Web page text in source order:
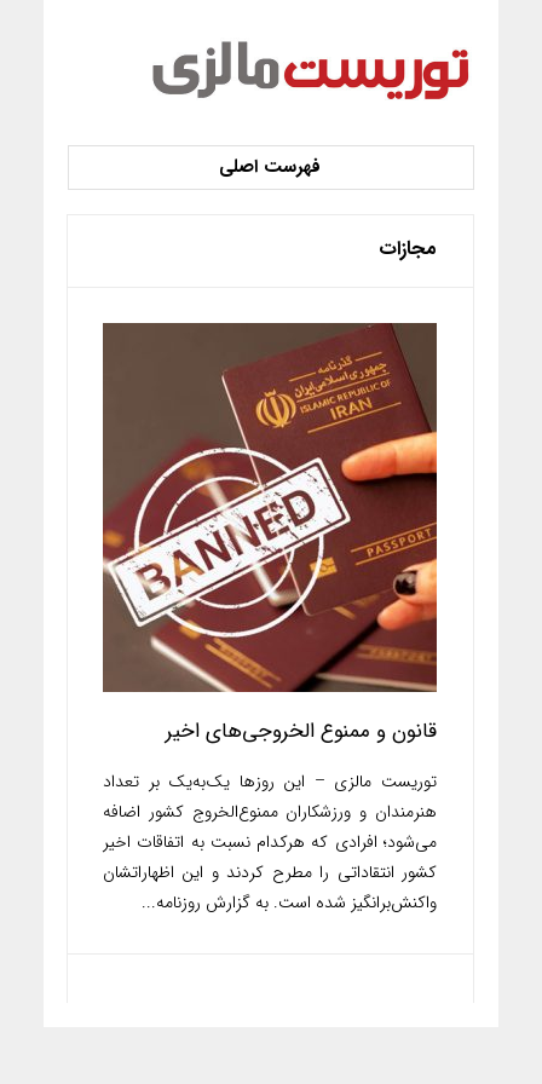
مجازات
قانون و ممنوع الخروجی‌های اخیر
توریست مالزی – این روزها یک‌به‌یک بر تعداد
هنرمندان و ورزشکاران ممنوع‌الخروج کشور اضافه
می‌شود؛ افرادی که هر‌کدام نسبت به اتفاقات اخیر
کشور انتقاداتی را مطرح کردند و این اظهاراتشان
واکنش‌برانگیز شده است. به گزارش روزنامه...